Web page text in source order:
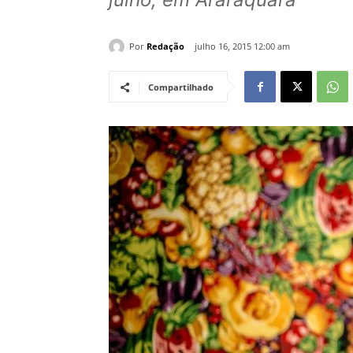
Por Redação julho 16, 2015 12:00 am
Compartilhado